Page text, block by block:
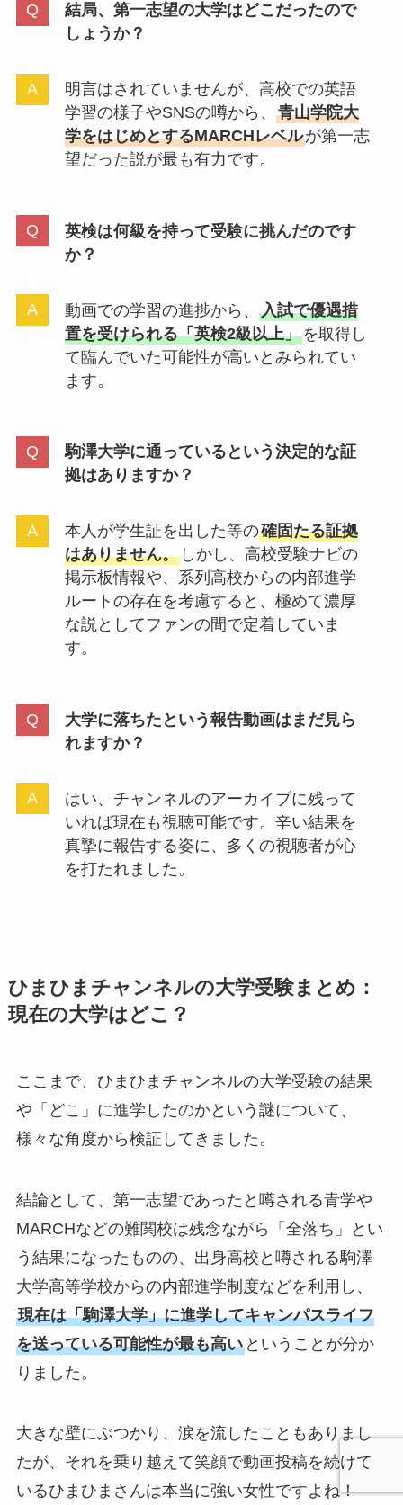
結局、第一志望の大学はどこだったので
しょうか？
明言はされていませんが、高校での英語
学習の様子やSNSの噂から、 青山学院大
学をはじめとするMARCHレベルが第一志
望だった説が最も有力です。
英検は何級を持って受験に挑んだのです
か？
動画での学習の進捗から、 入試で優遇措
置を受けられる「英検2級以上」を取得し
て臨んでいた可能性が高いとみられてい
ます。
駒澤大学に通っているという決定的な証
拠はありますか？
本人が学生証を出した等の確固たる証拠
はありません。しかし、高校受験ナビの
掲示板情報や、系列高校からの内部進学
ルートの存在を考慮すると、極めて濃厚
な説としてファンの間で定着していま
す。
大学に落ちたという報告動画はまだ見ら
れますか？
はい、チャンネルのアーカイブに残って
いれば現在も視聴可能です。辛い結果を
真摯に報告する姿に、多くの視聴者が心
を打たれました。
ひまひまチャンネルの大学受験まとめ：
現在の大学はどこ？
ここまで、ひまひまチャンネルの大学受験の結果
や「どこ」に進学したのかという謎について、
様々な角度から検証してきました。
結論として、第一志望であったと噂される青学や
MARCHなどの難関校は残念ながら「全落ち」とい
う結果になったものの、出身高校と噂される駒澤
大学高等学校からの内部進学制度などを利用し、
現在は「駒澤大学」に進学してキャンパスライフ
を送っている可能性が最も高いということが分か
りました。
大きな壁にぶつかり、涙を流したこともありまし
たが、それを乗り越えて笑顔で動画投稿を続けて
いるひまひまさんは本当に強い女性ですよね！